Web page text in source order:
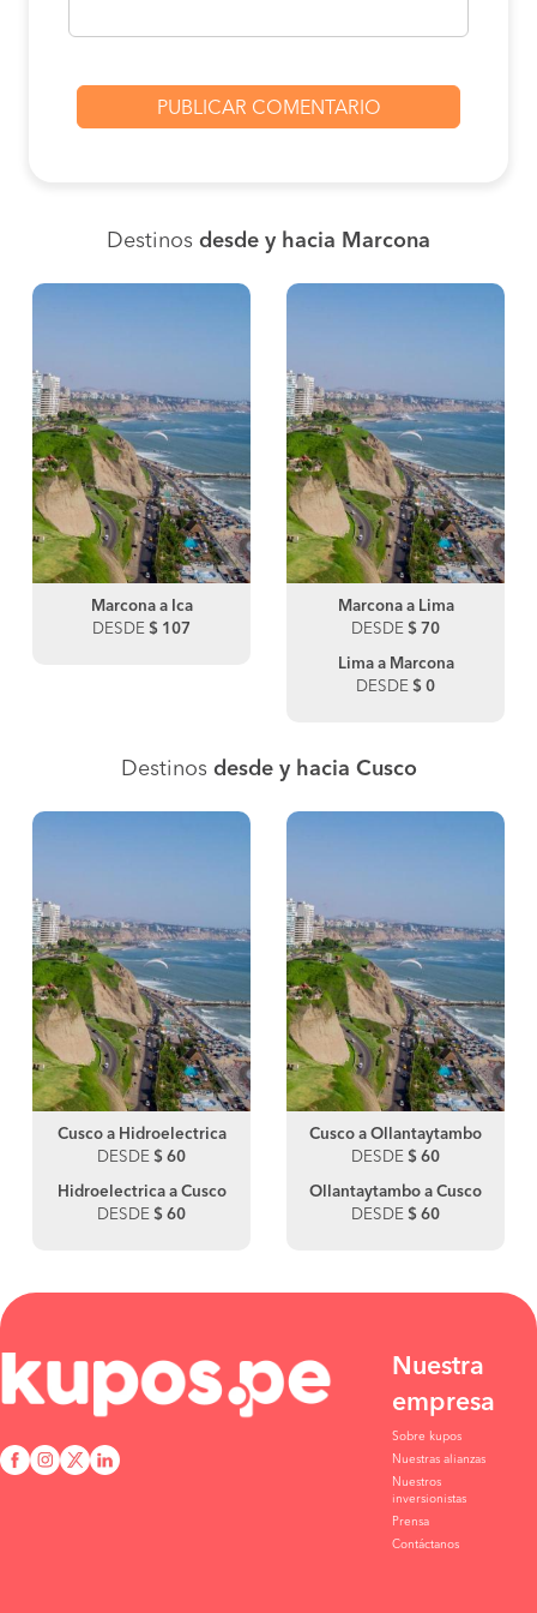
Destinos desde y hacia Marcona
Marcona a Ica
DESDE $ 107
Marcona a Lima
DESDE $ 70
Lima a Marcona
DESDE $ 0
Destinos desde y hacia Cusco
Cusco a Hidroelectrica
DESDE $ 60
Hidroelectrica a Cusco
DESDE $ 60
Cusco a Ollantaytambo
DESDE $ 60
Ollantaytambo a Cusco
DESDE $ 60
Nuestra
empresa
Sobre kupos
Nuestras alianzas
Nuestros
inversionistas
Prensa
Contáctanos